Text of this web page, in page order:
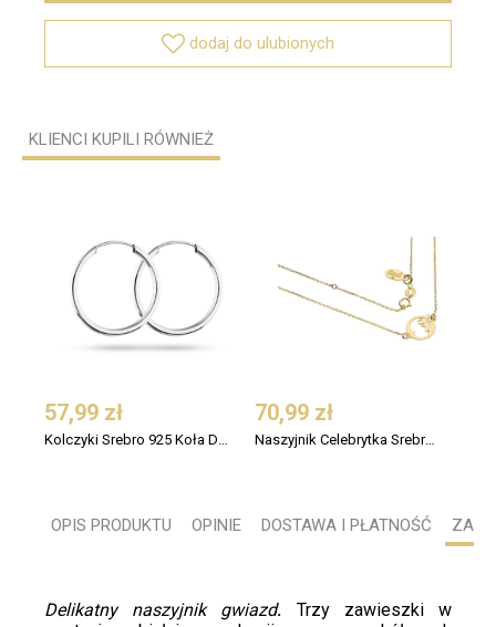
 dodaj do ulubionych
KLIENCI KUPILI RÓWNIEŻ
57,99 zł 70,99 zł
Naszyjnik Celebrytka Srebro 24K Anioł Stróż w Kółeczku
OPIS PRODUKTU OPINIE DOSTAWA I PŁATNOŚĆ
Delikatny naszyjnik gwiazd. Trzy zawieszki w